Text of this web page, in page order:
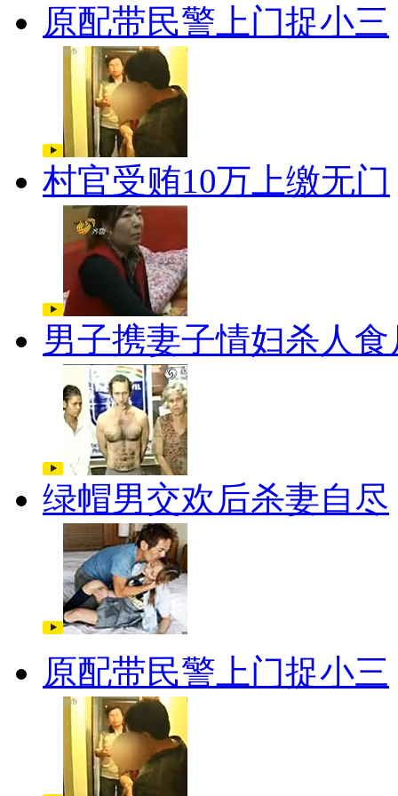
原配带民警上门捉小三
村官受贿10万上缴无门
男子携妻子情妇杀人食
绿帽男交欢后杀妻自尽
原配带民警上门捉小三